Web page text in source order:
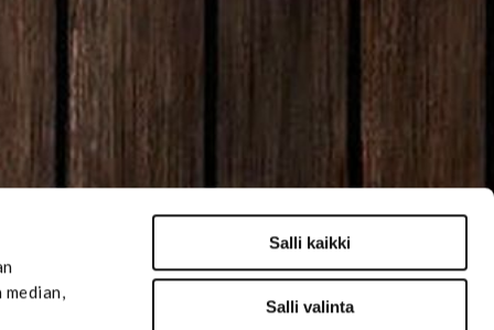
median,
Salli kaikki
Salli valinta